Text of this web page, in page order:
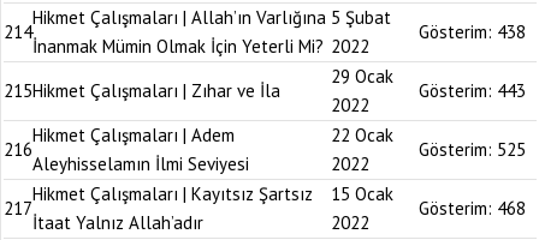
214
Hikmet Çalışmaları | Allah’ın Varlığına
İnanmak Mümin Olmak İçin Yeterli Mi?
5 Şubat
2022
Gösterim: 438
215Hikmet Çalışmaları | Zıhar ve İla
29 Ocak
2022
Gösterim: 443
216
Hikmet Çalışmaları | Adem
Aleyhisselamın İlmi Seviyesi
22 Ocak
2022
Gösterim: 525
217
Hikmet Çalışmaları | Kayıtsız Şartsız
İtaat Yalnız Allah’adır
15 Ocak
2022
Gösterim: 468